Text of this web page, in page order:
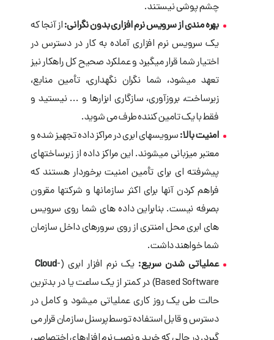
چشم ­پوشی نیستند.
بهره ­مندی از سرویس نرم ­افزاری بدون نگرانی:از آنجا که
یک سرویس نرم ­افزاری آماده به کار در دسترس در
اختیار شما قرار می­گیرد و عملکرد صحیح کل راهکار نیز
تعهد می­شود، شما نگران نگهداری، تأمین منابع،
زیرساخت، بروزآوری، سازگاری ابزارها و ... نیستید و
فقط با یک تامین کننده طرف می ­شوید.
امنیت بالا:سرویسهای ابری در مراکز داده تجهیز شده و
معتبر میزبانی می­شوند. این مراکز داده از زیرساختهای
پیشرفته­ ای برای تأمین امنیت برخوردار هستند که
فراهم کردن آنها برای اکثر سازمانها و شرکتها مقرون
بصرفه نیست. بنابراین داده­ های شما روی سرویس
های ابری محل امن­تری از روی سرورهای داخل سازمان
شما خواهند داشت.
عملیاتی شدن سریع: یک نرم­ افزار ابری ( Cloud-
Based Software) در کمتر از یک ساعت یا در بدترین
حالت طی یک روز کاری عملیاتی می­شود و کامل در
دسترس و قابل استفاده توسط پرسنل سازمان قرار می